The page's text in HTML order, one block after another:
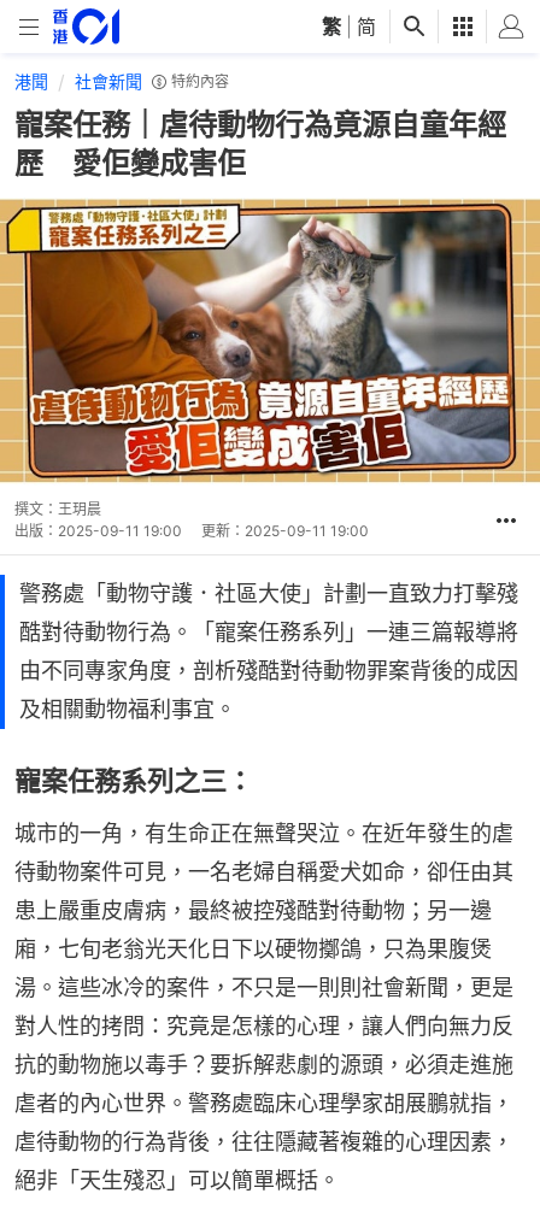
繁 简
港聞 社會新聞 特約內容
寵案任務｜虐待動物行為竟源自童年經
歷 愛佢變成害佢
撰文： 王玥晨
出版： 2025-09-11 19:00 更新： 2025-09-11 19:00
警務處「動物守護．社區大使」計劃一直致力打擊殘
酷對待動物行為。「寵案任務系列」一連三篇報導將
由不同專家角度，剖析殘酷對待動物罪案背後的成因
及相關動物福利事宜。
寵案任務系列之三：
城市的一角，有生命正在無聲哭泣。在近年發生的虐
待動物案件可見，一名老婦自稱愛犬如命，卻任由其
患上嚴重皮膚病，最終被控殘酷對待動物；另一邊
廂，七旬老翁光天化日下以硬物擲鴿，只為果腹煲
湯。這些冰冷的案件，不只是一則則社會新聞，更是
對人性的拷問：究竟是怎樣的心理，讓人們向無力反
抗的動物施以毒手？要拆解悲劇的源頭，必須走進施
虐者的內心世界。警務處臨床心理學家胡展鵬就指，
虐待動物的行為背後，往往隱藏著複雜的心理因素，
絕非「天生殘忍」可以簡單概括。